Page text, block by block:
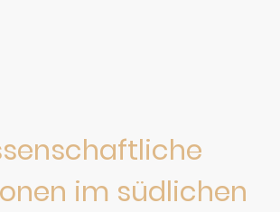
im südlichen